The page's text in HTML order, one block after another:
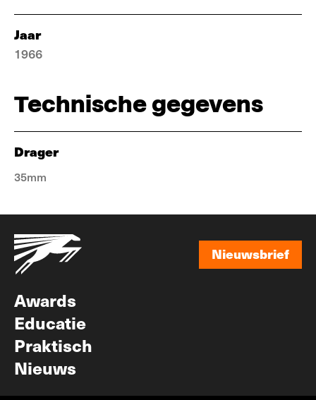
Jaar
1966
Technische gegevens
Drager
35mm
Nieuwsbrief
Awards
Educatie
Praktisch
Nieuws